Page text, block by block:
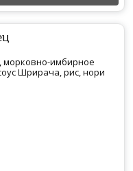
морковно-имбирное
Шрирача, рис, нори